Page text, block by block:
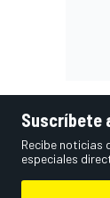
Suscríbete
Recibe noticias
especiales